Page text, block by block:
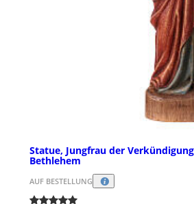
Statue, Jungfrau der
Bethlehem
AUF BESTELLUNG